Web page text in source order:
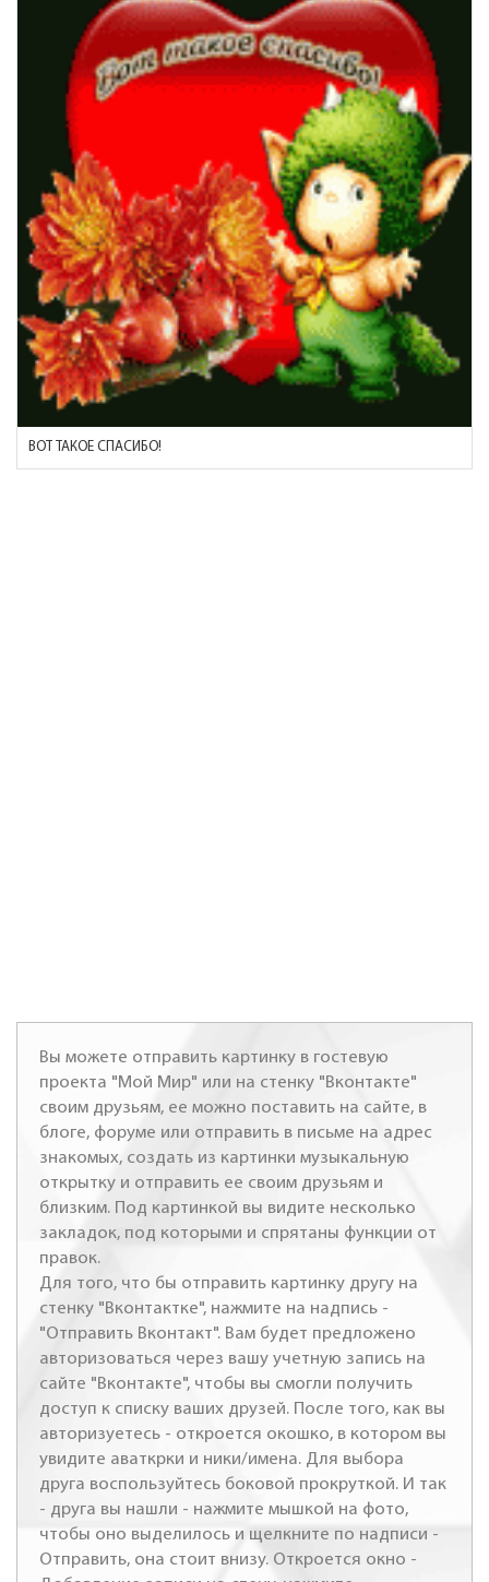
ВОТ ТАКОЕ СПАСИБО!
Вы можете отправить картинку в гостевую
проекта "Мой Мир" или на стенку "Вконтакте"
своим друзьям, ее можно поставить на сайте, в
блоге, форуме или отправить в письме на адрес
знакомых, создать из картинки музыкальную
открытку и отправить ее своим друзьям и
близким. Под картинкой вы видите несколько
закладок, под которыми и спрятаны функции от
правок.
Для того, что бы отправить картинку другу на
стенку "Вконтактке", нажмите на надпись -
"Отправить Вконтакт". Вам будет предложено
авторизоваться через вашу учетную запись на
сайте "Вконтакте", чтобы вы смогли получить
доступ к списку ваших друзей. После того, как вы
авторизуетесь - откроется окошко, в котором вы
увидите аваткрки и ники/имена. Для выбора
друга воспользуйтесь боковой прокруткой. И так
- друга вы нашли - нажмите мышкой на фото,
чтобы оно выделилось и щелкните по надписи -
Отправить, она стоит внизу. Откроется окно -